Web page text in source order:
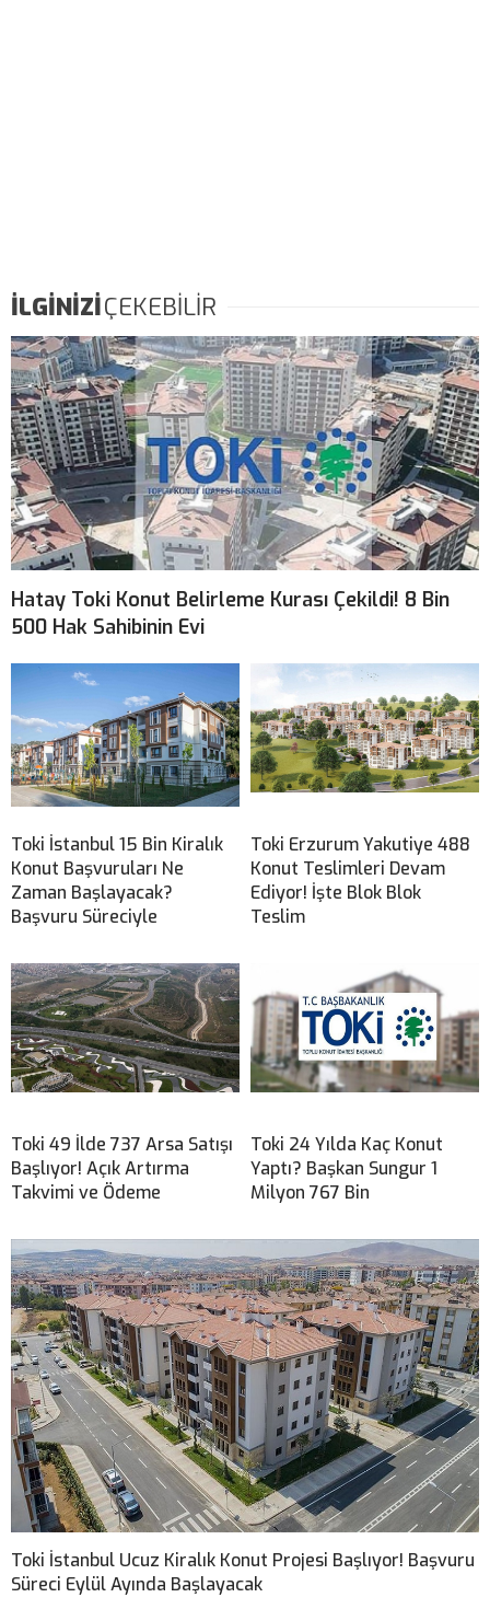
İLGİNİZİÇEKEBİLİR
Hatay Toki Konut Belirleme Kurası Çekildi! 8 Bin
500 Hak Sahibinin Evi
Toki İstanbul 15 Bin Kiralık
Konut Başvuruları Ne
Zaman Başlayacak?
Başvuru Süreciyle
Toki Erzurum Yakutiye 488
Konut Teslimleri Devam
Ediyor! İşte Blok Blok
Teslim
Toki 49 İlde 737 Arsa Satışı
Başlıyor! Açık Artırma
Takvimi ve Ödeme
Toki 24 Yılda Kaç Konut
Yaptı? Başkan Sungur 1
Milyon 767 Bin
Toki İstanbul Ucuz Kiralık Konut Projesi Başlıyor! Başvuru
Süreci Eylül Ayında Başlayacak